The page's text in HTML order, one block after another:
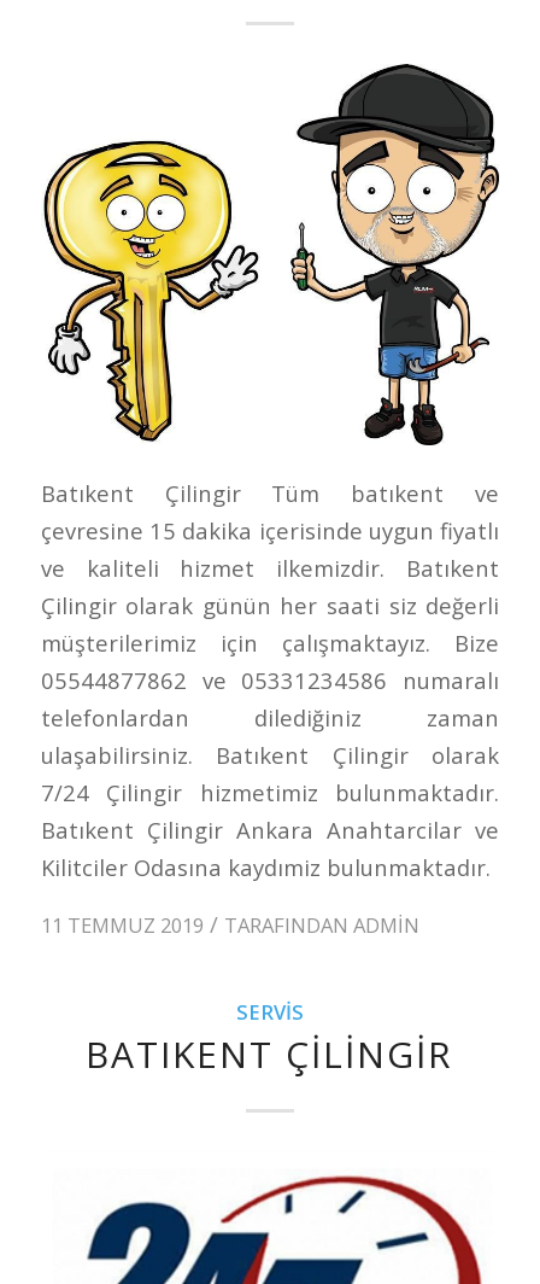
Batıkent Çilingir Tüm batıkent ve
çevresine 15 dakika içerisinde uygun fiyatlı
ve kaliteli hizmet ilkemizdir. Batıkent
Çilingir olarak günün her saati siz değerli
müşterilerimiz için çalışmaktayız. Bize
05544877862 ve 05331234586 numaralı
telefonlardan dilediğiniz zaman
ulaşabilirsiniz. Batıkent Çilingir olarak
7/24 Çilingir hizmetimiz bulunmaktadır.
Batıkent Çilingir Ankara Anahtarcilar ve
Kilitciler Odasına kaydımiz bulunmaktadır.
11 TEMMUZ 2019 / TARAFINDAN ADMIN
SERVIS
BATIKENT ÇILINGIR